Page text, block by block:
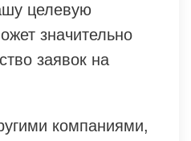
целевую
значительно
заявок на
компаниями,